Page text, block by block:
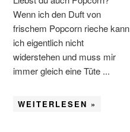
Wenn ich den Duft von
frischem Popcorn rieche kann
ich eigentlich nicht
widerstehen und muss mir
immer gleich eine Tüte ...
WEITERLESEN »